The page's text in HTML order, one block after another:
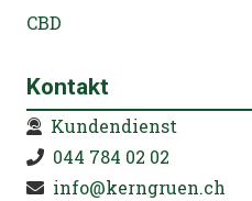
CBD
Kontakt
Kundendienst
044 784 02 02
info@kerngruen.ch